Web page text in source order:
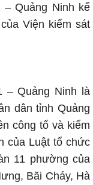
Quảng Ninh kế
Viện kiểm sát
– Quảng Ninh là
dân tỉnh Quảng
công tố và kiểm
của Luật tổ chức
11 phường của
Bãi Cháy, Hà